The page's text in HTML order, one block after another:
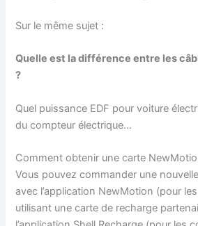
Sur le même sujet :
Quelle est la différence entre les
?
Quel puissance EDF pour voiture
du compteur électrique…
Comment obtenir une carte
Vous pouvez commander une
avec l’application NewMotion (pour
utilisant une carte de recharge